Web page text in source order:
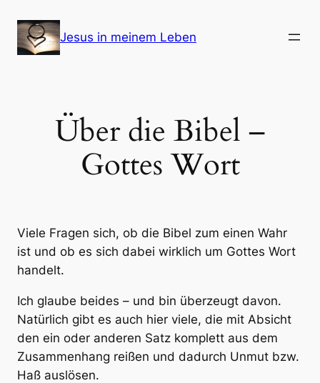
Inhalt
springen
Jesus in meinem Leben
Über die Bibel –
Gottes Wort
Viele Fragen sich, ob die Bibel zum einen Wahr
ist und ob es sich dabei wirklich um Gottes Wort
handelt.
Ich glaube beides – und bin überzeugt davon.
Natürlich gibt es auch hier viele, die mit Absicht
den ein oder anderen Satz komplett aus dem
Zusammenhang reißen und dadurch Unmut bzw.
Haß auslösen.